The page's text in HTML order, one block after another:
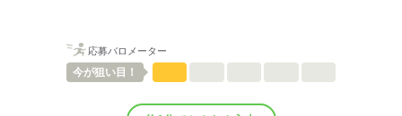
■退職金制度：有（勤続3年以上）
■退職金制度備考：
【モデル年収（正看護師/経験23年の場合）】
応募バロメーター
今が狙い目！